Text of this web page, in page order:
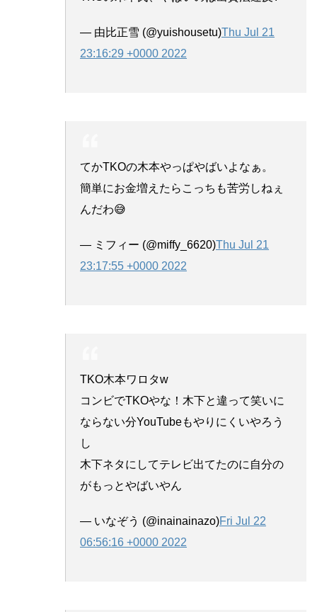
— 由比正雪 (@yuishousetu)Thu Jul 21
23:16:29 +0000 2022
てかTKOの木本やっぱやばいよなぁ。
簡単にお金増えたらこっちも苦労しねぇ
んだわ😅
— ミフィー (@miffy_6620)Thu Jul 21
23:17:55 +0000 2022
TKO木本ワロタw
コンビでTKOやな！木下と違って笑いに
ならない分YouTubeもやりにくいやろう
し
木下ネタにしてテレビ出てたのに自分の
がもっとやばいやん
— いなぞう (@inainainazo)Fri Jul 22
06:56:16 +0000 2022